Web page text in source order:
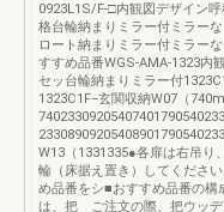
0923L1S/F-□内観図デザイン
格台輪納まりミラー付ミラー
ロート納まりミラー付ミラー
すすめ品番WGS-AMA-1323内
セッ台輪納まりミラー付
1323C1F−玄関収納W07（
W13（1331335●各扉は右吊り
輪（床据え置き）してくださ
め品番をシ■おすすめ品番の
は、把 ご注文の際、把ウッデ